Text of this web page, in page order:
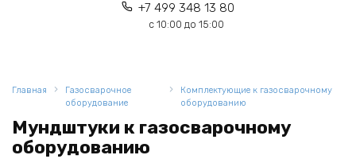
+7 499 348 13 80
с 10:00 до 15:00
Главная
Газосварочное
оборудование
Комплектующие к газосварочному
оборудованию
Мундштуки к газосварочному
оборудованию